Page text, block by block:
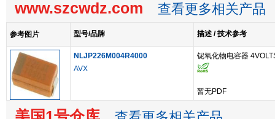
www.szcwdz.com 查看更多相关产品
参考图片 型号/品牌 描述 / 技术参考
NLJP226M004R4000
AVX
铌氧化物电容器
暂无PDF